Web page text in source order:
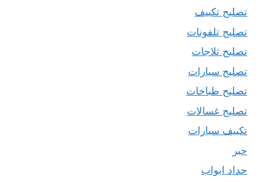
تصليح تكييف
تصليح تلفونات
تصليح ثلاجات
تصليح سيارات
تصليح طباخات
تصليح غسالات
تكييف سيارات
حبر
حداد ابواب